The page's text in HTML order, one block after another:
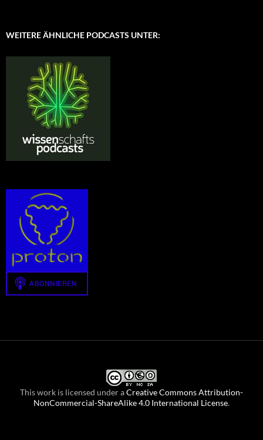
WEITERE ÄHNLICHE PODCASTS UNTER:
This work is licensed under aCreative Commons Attribution-
NonCommercial-ShareAlike 4.0 International License.